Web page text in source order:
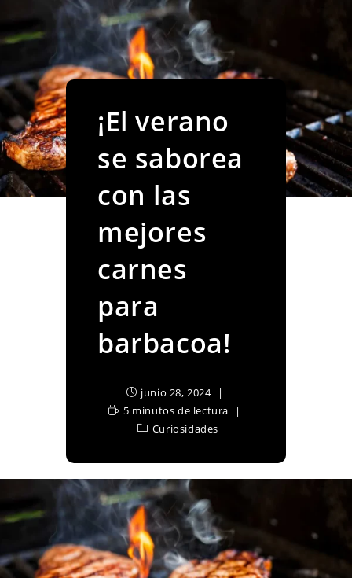
¡El verano
se saborea
con las
mejores
carnes
para
barbacoa!
junio 28, 2024
5 minutos de lectura
Curiosidades